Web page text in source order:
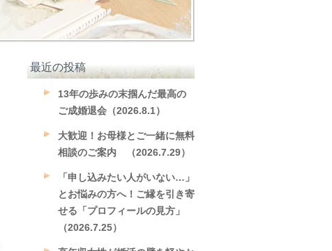
最近の投稿
13年の歩みの末掴んだ最高の
ご成婚退会（2026.8.1）
大歓迎！お母様とご一緒に無料
相談のご案内 （2026.7.29）
「申し込みたい人がいない…」
とお悩みの方へ！ご縁を引き寄
せる「プロフィールの見方」
（2026.7.25）